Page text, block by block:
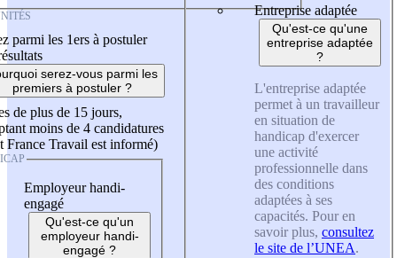
parmi les 1ers à postuler
serez-vous parmi les
premiers à postuler ?
de plus de 15 jours,
moins de 4 candidatures
France Travail est informé)
Employeur handi-
engagé
Qu'est-ce qu'un
employeur handi-
engagé ?
Entreprise adaptée
Qu'est-ce qu'une
entreprise adaptée
?
L'entreprise adaptée
permet à un travailleur
en situation de
handicap d'exercer
une activité
professionnelle dans
des conditions
adaptées à ses
capacités. Pour en
savoir plus, consultez
le site de l’UNEA.